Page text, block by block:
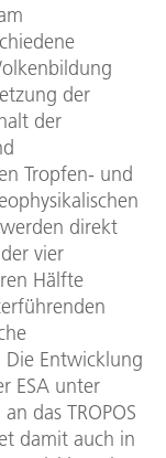
der
der
Tropfen- und
direkt
vier
Hälfte
Die Entwicklung
ESA unter
das TROPOS
damit auch in